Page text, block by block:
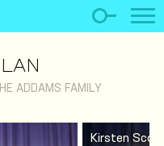
ADDAMS FAMILY
Kirsten